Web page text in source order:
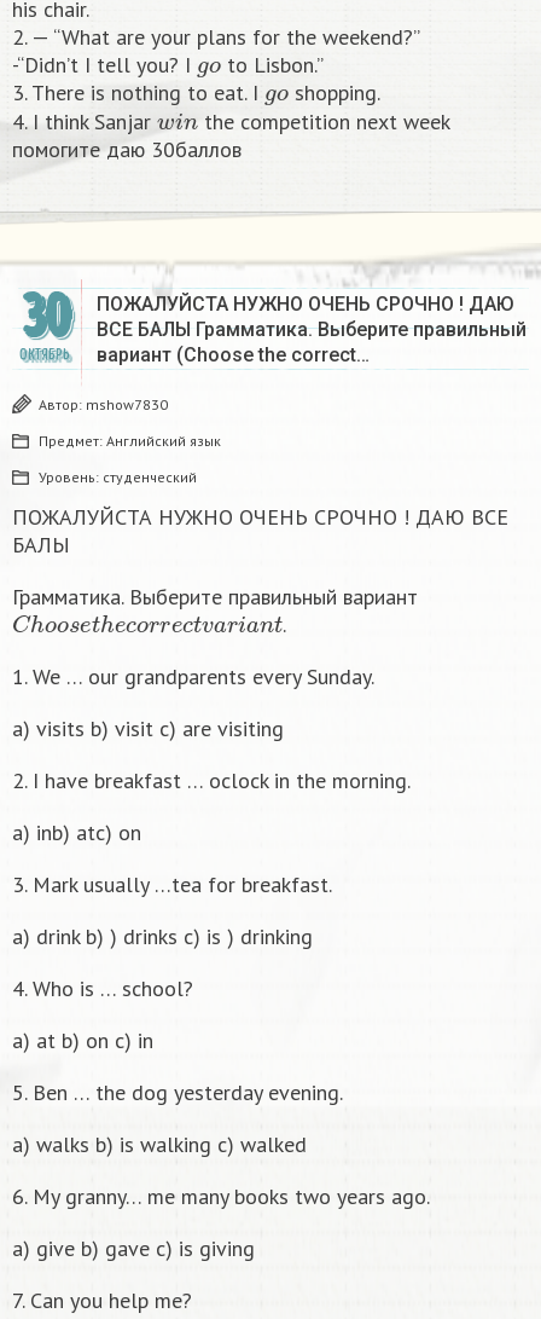
his chair.
2. — “What are your plans for the weekend?”
-“Didn’t I tell you? I
go
to Lisbon.”
3. There is nothing to eat. I
go
shopping.
4. I think Sanjar
wi n
the competition next week
помогите даю 30баллов​
30
ОКТЯБРЬ
ПОЖАЛУЙСТА НУЖНО ОЧЕНЬ СРОЧНО ! ДАЮ
ВСЕ БАЛЫ Грамматика. Выберите правильный
вариант (Choose the correct…
Автор: mshow7830
Предмет: Английский язык
Уровень: студенческий
ПОЖАЛУЙСТА НУЖНО ОЧЕНЬ СРОЧНО ! ДАЮ ВСЕ
БАЛЫ
Грамматика. Выберите правильный вариант
Choosethe correctva riant
.
1. We … our grandparents every Sunday.
a) visits b) visit c) are visiting
2. I have breakfast … oclock in the morning.
a) inb) atc) on
3. Mark usually …tea for breakfast.
a) drink b) ) drinks c) is ) drinking
4. Who is … school?
a) at b) on c) in
5. Ben … the dog yesterday evening.
a) walks b) is walking c) walked
6. My granny… me many books two years ago.
a) give b) gave c) is giving
7. Can you help me?